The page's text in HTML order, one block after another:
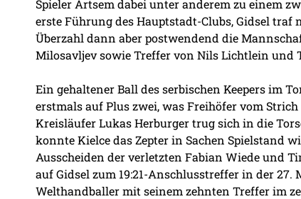
Spieler Artsem dabei unter anderem zu einem
erste Führung des Hauptstadt-Clubs, Gidsel traf
Überzahl dann aber postwendend die
Milosavljev sowie Treffer von Nils Lichtlein und
Ein gehaltener Ball des serbischen Keepers im
erstmals auf Plus zwei, was Freihöfer vom
Kreisläufer Lukas Herburger trug sich in die
konnte Kielce das Zepter in Sachen Spielstand
Ausscheiden der verletzten Fabian Wiede und
auf Gidsel zum 19:21-Anschlusstreffer in der
Welthandballer mit seinem zehnten Treffer im